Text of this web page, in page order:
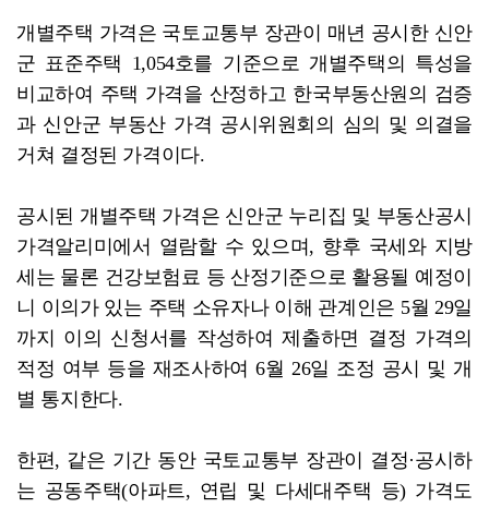
개별주택 가격은 국토교통부 장관이 매년 공시한 신안
군 표준주택 1,054호를 기준으로 개별주택의 특성을
비교하여 주택 가격을 산정하고 한국부동산원의 검증
과 신안군 부동산 가격 공시위원회의 심의 및 의결을
거쳐 결정된 가격이다.
공시된 개별주택 가격은 신안군 누리집 및 부동산공시
가격알리미에서 열람할 수 있으며, 향후 국세와 지방
세는 물론 건강보험료 등 산정기준으로 활용될 예정이
니 이의가 있는 주택 소유자나 이해 관계인은 5월 29일
까지 이의 신청서를 작성하여 제출하면 결정 가격의
적정 여부 등을 재조사하여 6월 26일 조정 공시 및 개
별 통지한다.
한편, 같은 기간 동안 국토교통부 장관이 결정·공시하
는 공동주택(아파트, 연립 및 다세대주택 등) 가격도